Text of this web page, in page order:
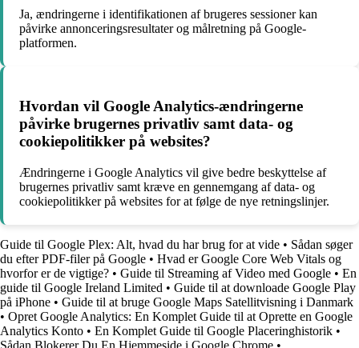
Ja, ændringerne i identifikationen af brugeres sessioner kan
påvirke annonceringsresultater og målretning på Google-
platformen.
Hvordan vil Google Analytics-ændringerne
påvirke brugernes privatliv samt data- og
cookiepolitikker på websites?
Ændringerne i Google Analytics vil give bedre beskyttelse af
brugernes privatliv samt kræve en gennemgang af data- og
cookiepolitikker på websites for at følge de nye retningslinjer.
Guide til Google Plex: Alt, hvad du har brug for at vide • Sådan søger
du efter PDF-filer på Google • Hvad er Google Core Web Vitals og
hvorfor er de vigtige? • Guide til Streaming af Video med Google • En
guide til Google Ireland Limited • Guide til at downloade Google Play
på iPhone • Guide til at bruge Google Maps Satellitvisning i Danmark
• Opret Google Analytics: En Komplet Guide til at Oprette en Google
Analytics Konto • En Komplet Guide til Google Placeringhistorik •
Sådan Blokerer Du En Hjemmeside i Google Chrome •